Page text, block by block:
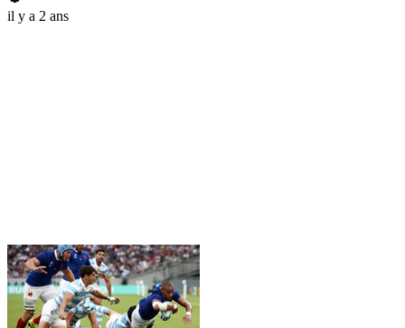
il y a 2 ans